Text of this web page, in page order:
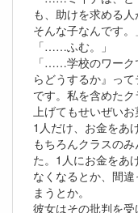
も、助けを求める人
そんな子なんです。
「……ふむ。」
「……学校のワーク
らどうするか』っ
です。私を含めたク
上げてもせいぜい
1人だけ、お金をあ
もちろんクラスの
た。1人にお金をあ
なくなるとか、間
まうとか。
彼女はその批判を